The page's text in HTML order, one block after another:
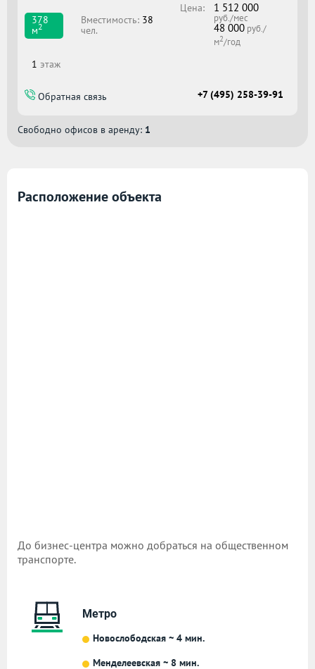
378
м2
Вместимоcть: 38
чел.
Цена: 1 512 000
руб./мес
48 000руб./
м2/год
1 этаж
Обратная связь +7 (495) 258-39-91
Свободно офисов в аренду: 1
Расположение объекта
До бизнес-центра можно добраться на общественном
транспорте.
Метро
Новослободская ~ 4 мин.
Менделеевская ~ 8 мин.